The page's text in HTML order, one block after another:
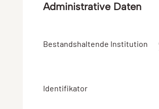
Administrative Daten
Bestandshaltende Institution
Identifikator